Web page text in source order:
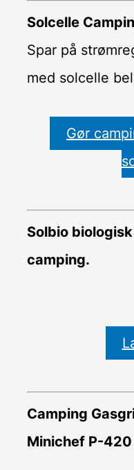
Solcelle
Spar på
med solcelle
Gør
Solbio
camping.
Camping
Minichef P-420